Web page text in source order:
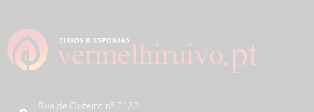
Rua de Outeiro nº 2132